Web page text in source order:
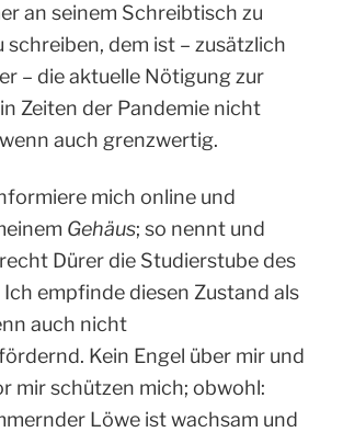
an seinem Schreibtisch zu
schreiben, dem ist – zusätzlich
– die aktuelle Nötigung zur
Zeiten der Pandemie nicht
auch grenzwertig.
mich online und
Gehäus; so nennt und
Dürer die Studierstube des
empfinde diesen Zustand als
auch nicht
Kein Engel über mir und
mir schützen mich; obwohl:
Löwe ist wachsam und